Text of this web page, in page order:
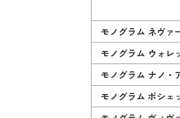
モノグラム ネヴァ
モノグラム ウォレ
モノグラム ナノ・
モノグラム ポシェ